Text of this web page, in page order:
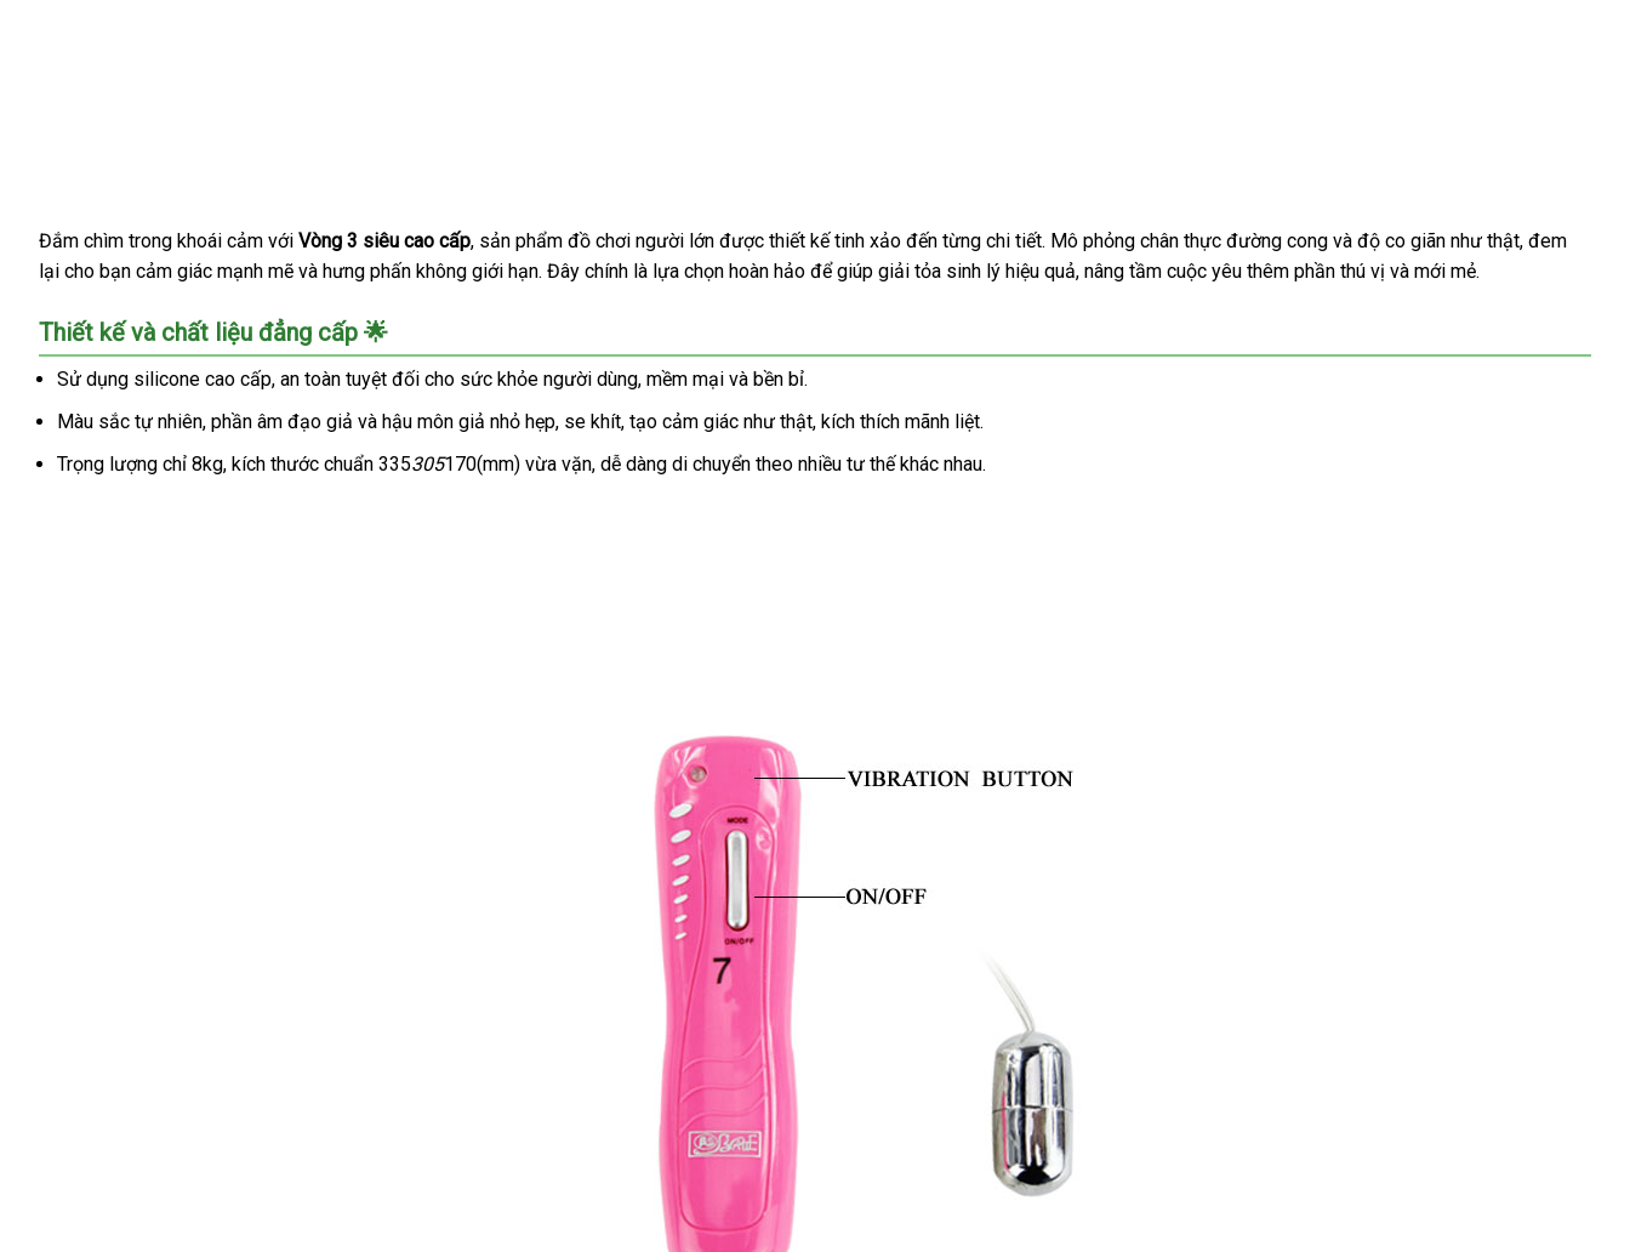
Vòng
3
cao
cấp
đẹp
rũ
tự
Đắm chìm trong khoái cảm với Vòng 3 siêu cao cấp, sản phẩm đồ chơi người lớn được thiết kế tinh xảo đến từng chi tiết. Mô phỏng chân thực đường cong và độ co giãn như thật, đem
lại cho bạn cảm giác mạnh mẽ và hưng phấn không giới hạn. Đây chính là lựa chọn hoàn hảo để giúp giải tỏa sinh lý hiệu quả, nâng tầm cuộc yêu thêm phần thú vị và mới mẻ.
Thiết kế và chất liệu đẳng cấp 🌟
Sử dụng silicone cao cấp, an toàn tuyệt đối cho sức khỏe người dùng, mềm mại và bền bỉ.
Màu sắc tự nhiên, phần âm đạo giả và hậu môn giả nhỏ hẹp, se khít, tạo cảm giác như thật, kích thích mãnh liệt.
Trọng lượng chỉ 8kg, kích thước chuẩn 335305170(mm) vừa vặn, dễ dàng di chuyển theo nhiều tư thế khác nhau.